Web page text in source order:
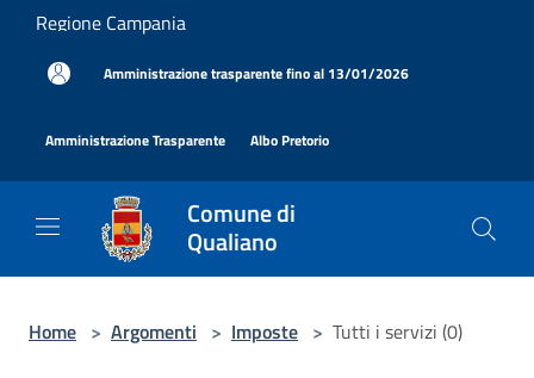
Salta al contenuto principale
Regione Campania
Amministrazione trasparente fino al 13/01/2026
Amministrazione Trasparente Albo Pretorio
Comune di
Qualiano
Home > Argomenti > Imposte > Tutti i servizi (0)